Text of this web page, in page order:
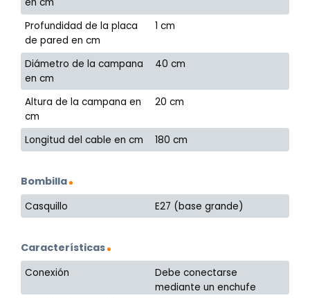
en cm
Profundidad de la placa
de pared en cm
1 cm
Diámetro de la campana
en cm
40 cm
Altura de la campana en
cm
20 cm
Longitud del cable en cm 180 cm
Bombilla
Casquillo E27 (base grande)
Características
Conexión
Debe conectarse
mediante un enchufe